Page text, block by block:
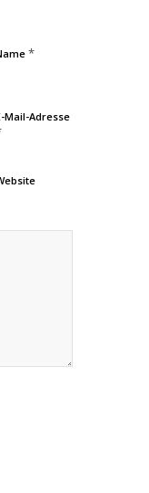
*
Mail-Adresse